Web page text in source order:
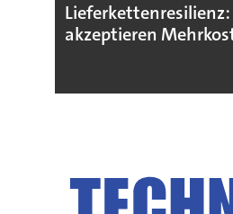
Lieferkettenresilienz:
akzeptieren